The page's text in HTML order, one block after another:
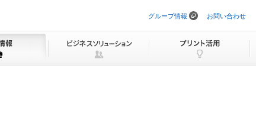
ビ
ョ
グループ情報 お問い合わせ